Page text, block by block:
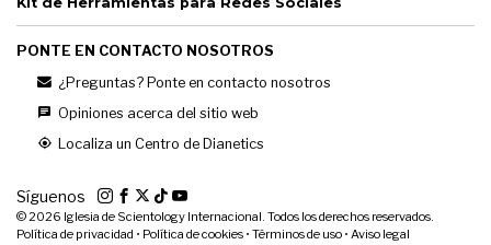
PONTE EN CONTACTO NOSOTROS
¿Preguntas? Ponte en contacto nosotros
Opiniones acerca del sitio web
Localiza un Centro de Dianetics
Síguenos
© 2026 Iglesia de Scientology Internacional. Todos los derechos reservados.
Política de privacidad • Política de cookies • Términos de uso • Aviso legal